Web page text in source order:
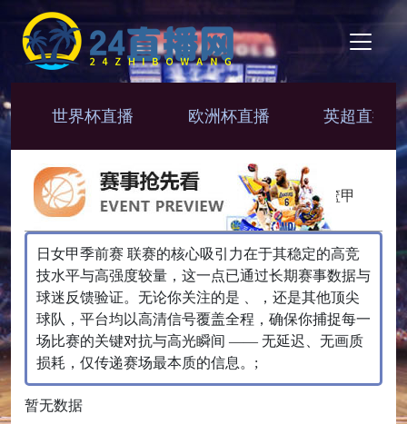
世界杯直播 欧洲杯直播 英超直播
韩篮甲
NBL
CBA
NBA
日女甲季前赛 联赛的核心吸引力在于其稳定的高竞
技水平与高强度较量，这一点已通过长期赛事数据与
球迷反馈验证。无论你关注的是 、，还是其他顶尖
球队，平台均以高清信号覆盖全程，确保你捕捉每一
场比赛的关键对抗与高光瞬间 —— 无延迟、无画质
损耗，仅传递赛场最本质的信息。;
暂无数据